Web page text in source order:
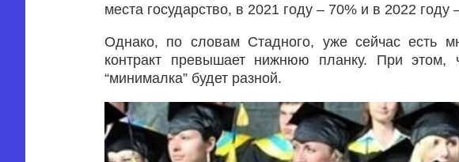
места государство, в 2021 году – 70% и в 2022 году
Однако, по словам Стадного, уже сейчас есть
контракт превышает нижнюю планку. При этом,
“минималка” будет разной.